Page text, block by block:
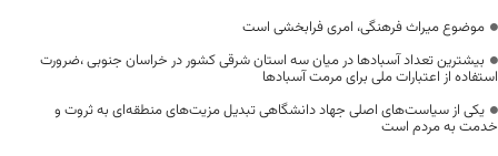
موضوع میراث فرهنگی، امری فرابخشی است
بیشترین تعداد آسبادها در میان سه استان شرقی کشور در خراسان جنوبی ،ضرورت
استفاده از اعتبارات ملی برای مرمت آسبادها
یکی از سیاست‌های اصلی جهاد دانشگاهی تبدیل مزیت‌های منطقه‌ای به ثروت و
خدمت به مردم است